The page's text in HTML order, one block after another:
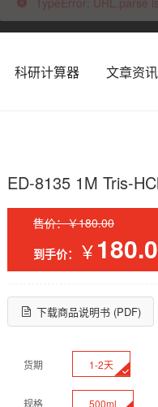
科研计算器 文章资讯
ED-8135 1M Tris-
售价：￥180.00
到手价：
￥
下载商品说明书 (PDF)
货期 1-2天
规格 500ml
TypeError: URL.parse